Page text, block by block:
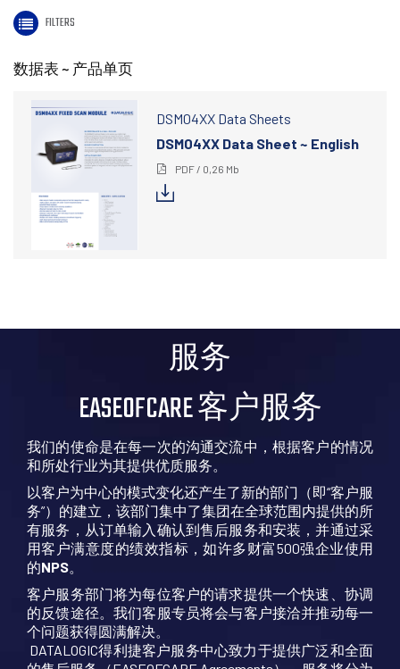
FILTERS
数据表 ~ 产品单页
DSM04XX Data Sheets
DSM04XX Data Sheet ~ English
PDF / 0,26 Mb
服务
EASEOFCARE 客户服务
我们的使命是在每一次的沟通交流中，根据客户的情况
和所处行业为其提供优质服务。
以客户为中心的模式变化还产生了新的部门（即“客户服
务”）的建立，该部门集中了集团在全球范围内提供的所
有服务，从订单输入确认到售后服务和安装，并通过采
用客户满意度的绩效指标，如许多财富500强企业使用
的NPS。
客户服务部门将为每位客户的请求提供一个快速、协调
的反馈途径。我们客服专员将会与客户接洽并推动每一
个问题获得圆满解决。
DATALOGIC得利捷客户服务中心致力于提供广泛和全面